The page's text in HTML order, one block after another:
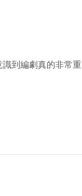
到編劇真的非常重